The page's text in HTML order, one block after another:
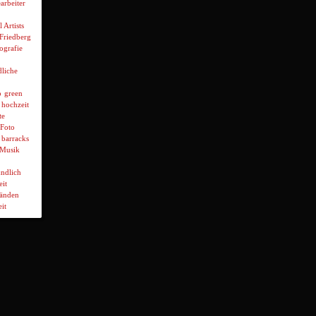
Artists
green
hochzeit